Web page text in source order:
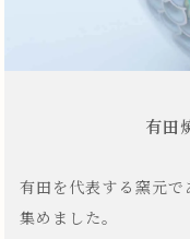
有田
有田を代表する窯元
集めました。